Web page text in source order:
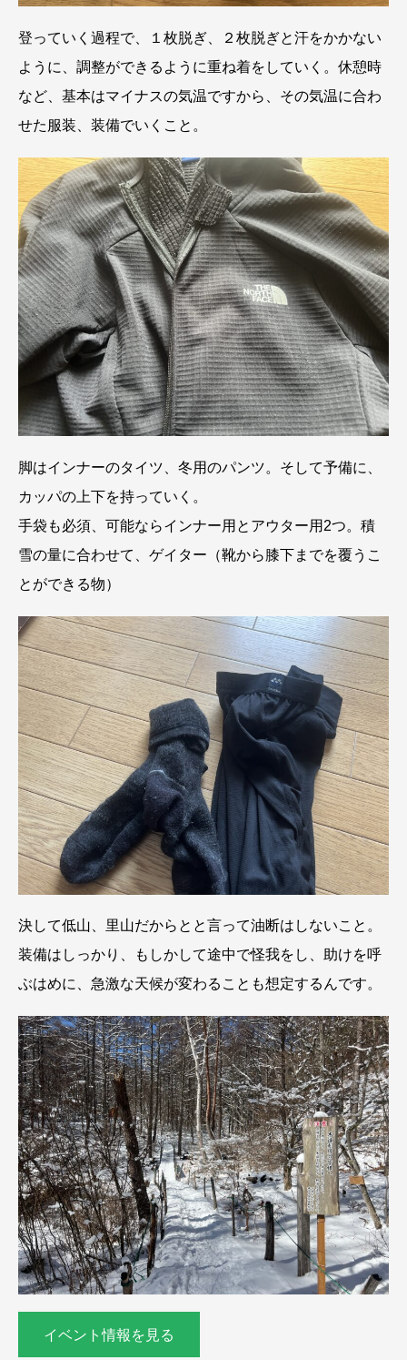
登っていく過程で、１枚脱ぎ、２枚脱ぎと汗をかかない
ように、調整ができるように重ね着をしていく。休憩時
など、基本はマイナスの気温ですから、その気温に合わ
せた服装、装備でいくこと。
脚はインナーのタイツ、冬用のパンツ。そして予備に、
カッパの上下を持っていく。
手袋も必須、可能ならインナー用とアウター用2つ。積
雪の量に合わせて、ゲイター（靴から膝下までを覆うこ
とができる物）
決して低山、里山だからとと言って油断はしないこと。
装備はしっかり、もしかして途中で怪我をし、助けを呼
ぶはめに、急激な天候が変わることも想定するんです。
イベント情報を見る